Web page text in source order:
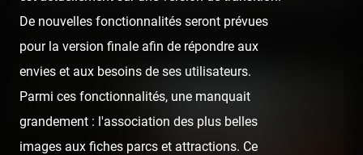
La titine de Pascool est en place number one !
De nouvelles fonctionnalités seront prévues
pour la version finale afin de répondre aux
envies et aux besoins de ses utilisateurs.
Parmi ces fonctionnalités, une manquait
grandement : l'association des plus belles
images aux fiches parcs et attractions. Ce